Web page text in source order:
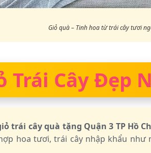
Giỏ quà – Tinh hoa từ trái cây tươi
Trái Cây Đẹp
trái cây quà tặng Quận 3 TP Hồ
hoa tươi, trái cây nhập khẩu